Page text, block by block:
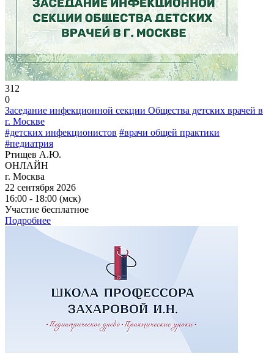
312
0
Заседание инфекционной секции Общества детских врачей в
г. Москве
#детских инфекционистов #врачи общей практики
#педиатрия
Ртищев А.Ю.
ОНЛАЙН
г. Москва
22 сентября 2026
16:00 - 18:00 (мск)
Участие бесплатное
Подробнее